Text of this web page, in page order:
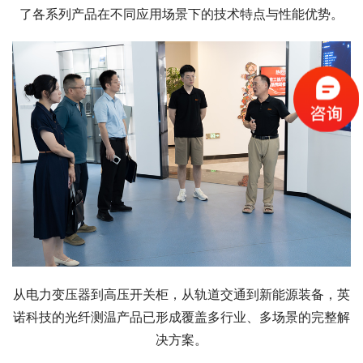
了各系列产品在不同应用场景下的技术特点与性能优势。
从电力变压器到高压开关柜 ，从轨道交通到新能源装备，英
诺科技的光纤测温产品已形成覆盖多行业、多场景的完整解
决方案。